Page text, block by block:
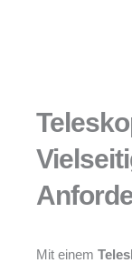
Mit einem